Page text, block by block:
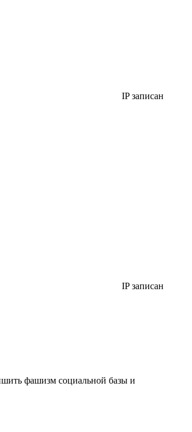
IP записан
IP записан
фашизм социальной базы и